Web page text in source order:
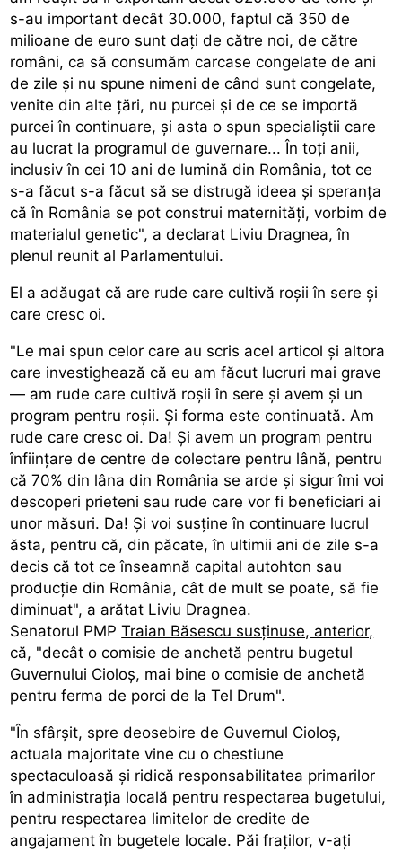
s-au important decât 30.000, faptul că 350 de
milioane de euro sunt dați de către noi, de către
români, ca să consumăm carcase congelate de ani
de zile și nu spune nimeni de când sunt congelate,
venite din alte țări, nu purcei și de ce se importă
purcei în continuare, și asta o spun specialiștii care
au lucrat la programul de guvernare... În toți anii,
inclusiv în cei 10 ani de lumină din România, tot ce
s-a făcut s-a făcut să se distrugă ideea și speranța
că în România se pot construi maternități, vorbim de
materialul genetic", a declarat Liviu Dragnea, în
plenul reunit al Parlamentului.
El a adăugat că are rude care cultivă roșii în sere și
care cresc oi.
"Le mai spun celor care au scris acel articol și altora
care investighează că eu am făcut lucruri mai grave
— am rude care cultivă roșii în sere și avem și un
program pentru roșii. Și forma este continuată. Am
rude care cresc oi. Da! Și avem un program pentru
înființare de centre de colectare pentru lână, pentru
că 70% din lâna din România se arde și sigur îmi voi
descoperi prieteni sau rude care vor fi beneficiari ai
unor măsuri. Da! Și voi susține în continuare lucrul
ăsta, pentru că, din păcate, în ultimii ani de zile s-a
decis că tot ce înseamnă capital autohton sau
producție din România, cât de mult se poate, să fie
diminuat", a arătat Liviu Dragnea.
Senatorul PMPTraian Băsescu susținuse, anterior,
că, "decât o comisie de anchetă pentru bugetul
Guvernului Cioloș, mai bine o comisie de anchetă
pentru ferma de porci de la Tel Drum".
"În sfârșit, spre deosebire de Guvernul Cioloș,
actuala majoritate vine cu o chestiune
spectaculoasă și ridică responsabilitatea primarilor
în administrația locală pentru respectarea bugetului,
pentru respectarea limitelor de credite de
angajament în bugetele locale. Păi fraților, v-ați